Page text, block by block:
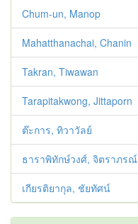
Chum-un, Manop
Mahatthanachai, Chanin
Takran, Tiwawan
Tarapitakwong, Jittaporn
ต๊ะการ, ทิวาวัลย์
ธาราพิทักษ์วงศ์, จิตราภรณ์
เกียรติยากุล, ชัยทัศน์